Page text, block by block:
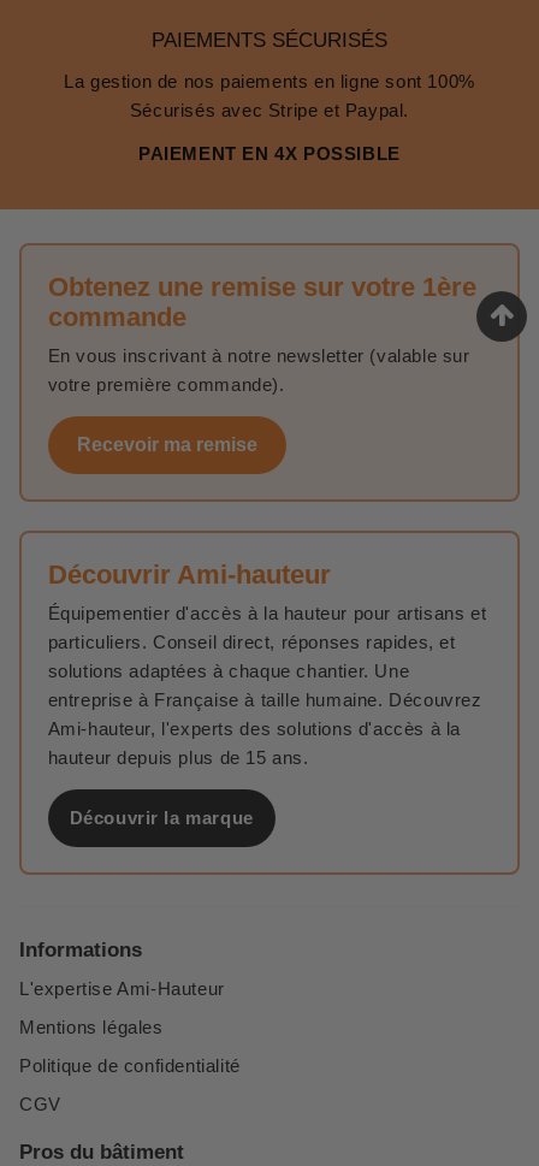
PAIEMENTS SÉCURISÉS
La gestion de nos paiements en ligne sont 100%
Sécurisés avec Stripe et Paypal.
PAIEMENT EN 4X POSSIBLE
Obtenez une remise sur votre 1ère
commande
En vous inscrivant à notre newsletter (valable sur
votre première commande).
Recevoir ma remise
Découvrir Ami-hauteur
Équipementier d'accès à la hauteur pour artisans et
particuliers. Conseil direct, réponses rapides, et
solutions adaptées à chaque chantier. Une
entreprise à Française à taille humaine. Découvrez
Ami-hauteur, l'experts des solutions d'accès à la
hauteur depuis plus de 15 ans.
Découvrir la marque
Informations
L'expertise Ami-Hauteur
Mentions légales
Politique de confidentialité
CGV
Pros du bâtiment